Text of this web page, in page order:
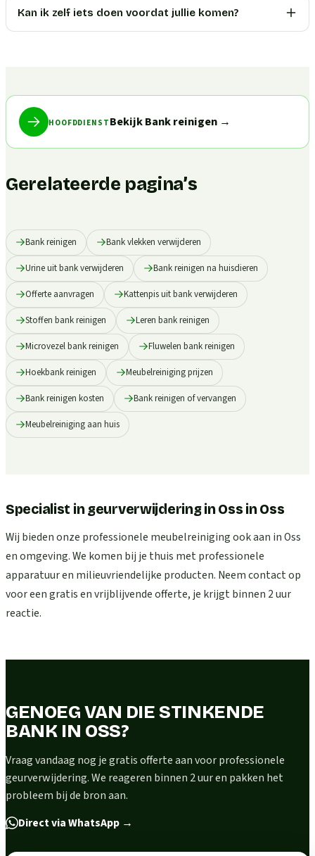
Kan ik zelf iets doen voordat jullie komen?
HOOFDDIENST Bekijk Bank reinigen→
Gerelateerde pagina’s
Bank reinigen Bank vlekken verwijderen
Urine uit bank verwijderen Bank reinigen na huisdieren
Offerte aanvragen Kattenpis uit bank verwijderen
Stoffen bank reinigen Leren bank reinigen
Microvezel bank reinigen Fluwelen bank reinigen
Hoekbank reinigen Meubelreiniging prijzen
Bank reinigen kosten Bank reinigen of vervangen
Meubelreiniging aan huis
Specialist in geurverwijdering in Oss inOss
Wij bieden onze professionele meubelreiniging ook aan in Oss
en omgeving. We komen bij je thuis met professionele
apparatuur en milieuvriendelijke producten. Neem contact op
voor een gratis en vrijblijvende offerte, je krijgt binnen 2 uur
reactie.
GENOEG VAN DIE STINKENDE
BANK IN OSS?
Vraag vandaag nog je gratis offerte aan voor professionele
geurverwijdering. We reageren binnen 2 uur en pakken het
probleem bij de bron aan.
Direct via WhatsApp →